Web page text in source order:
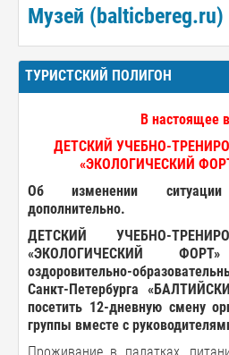
Музей (balticbereg.ru)
ТУРИСТСКИЙ ПОЛИГОН
В настоящее
ДЕТСКИЙ УЧЕБНО-
«ЭКОЛОГИЧЕСКИЙ
Об изменении
дополнительно.
ДЕТСКИЙ УЧЕБНО-
«ЭКОЛОГИЧЕСКИЙ ФОРТ»
оздоровительно-
Санкт-Петербурга «
посетить 12-дневную смену
группы вместе с